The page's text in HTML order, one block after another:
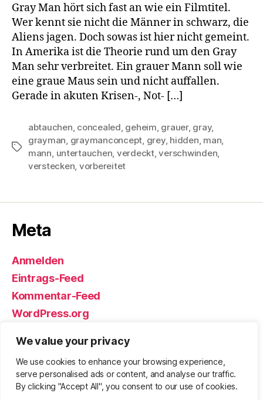
We value your privacy
We use cookies to enhance your browsing experience,
serve personalised ads or content, and analyse our traffic.
By clicking "Accept All", you consent to our use of cookies.
Gray Man hört sich fast an wie ein Filmtitel.
Wer kennt sie nicht die Männer in schwarz, die
Aliens jagen. Doch sowas ist hier nicht gemeint.
In Amerika ist die Theorie rund um den Gray
Man sehr verbreitet. Ein grauer Mann soll wie
eine graue Maus sein und nicht auffallen.
Gerade in akuten Krisen-, Not- […]
Schlagwörter
abtauchen concealed geheim grauer, gray,
grayman graymanconcept grey, hidden man
mann untertauchen verdeckt,verschwinden
verstecken vorbereitet
Meta
Anmelden
Eintrags-Feed
Kommentar-Feed
WordPress.org
© 2026Björn Eickhoff – Der Blog
rund um Messer, Equipment und ums
Überleben
Nach oben